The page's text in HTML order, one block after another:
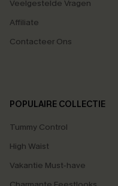
Veelgestelde Vragen
Affiliate
Contacteer Ons
POPULAIRE COLLECTIE
Tummy Control
High Waist
Vakantie Must-have